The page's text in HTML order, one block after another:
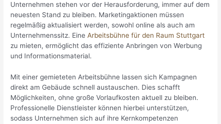
Unternehmen stehen vor der Herausforderung, immer auf dem
neuesten Stand zu bleiben. Marketingaktionen müssen
regelmäßig aktualisiert werden, sowohl online als auch am
Unternehmenssitz. EineArbeitsbühne für den Raum Stuttgart
zu mieten, ermöglicht das effiziente Anbringen von Werbung
und Informationsmaterial.
Mit einer gemieteten Arbeitsbühne lassen sich Kampagnen
direkt am Gebäude schnell austauschen. Dies schafft
Möglichkeiten, ohne große Vorlaufkosten aktuell zu bleiben.
Professionelle Dienstleister können hierbei unterstützen,
sodass Unternehmen sich auf ihre Kernkompetenzen